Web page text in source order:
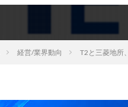
経営/業界動向 T2と三菱地所